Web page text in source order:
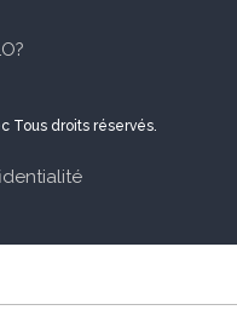
Tous droits réservés.